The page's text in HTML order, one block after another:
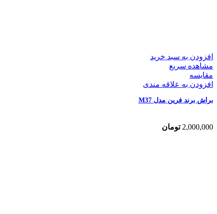
افزودن به سبد خرید
مشاهده سریع
مقایسه
افزودن به علاقه مندی
براش برند فرین مدل M37
2,000,000 تومان